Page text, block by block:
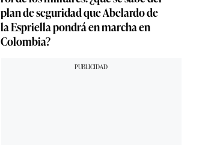
plan de seguridad que Abelardo de
la Espriella pondrá en marcha en
Colombia?